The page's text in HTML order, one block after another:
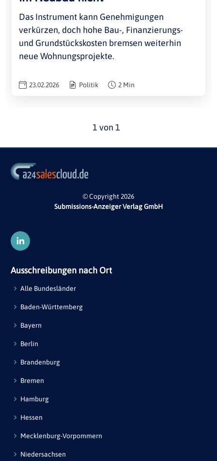
Das Instrument kann Genehmigungen
verkürzen, doch hohe Bau-, Finanzierungs-
und Grundstückskosten bremsen weiterhin
neue Wohnungsprojekte.
23.02.2026 Politik 2 Min
1 von 1
© Copyright 2026
Submissions-Anzeiger Verlag GmbH
Ausschreibungen nach Ort
Alle Bundesländer
Baden-Württemberg
Bayern
Berlin
Brandenburg
Bremen
Hamburg
Hessen
Mecklenburg-Vorpommern
Niedersachsen